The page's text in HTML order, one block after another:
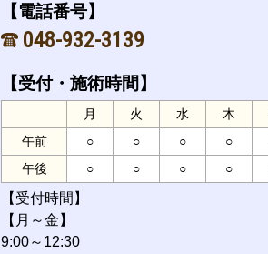
【電話番号】
048-932-3139
【受付・施術時間】
月 火 水 木
午前
○ ○ ○ ○
午後
○ ○ ○ ○
【受付時間】
【月～金】
9:00～12:30